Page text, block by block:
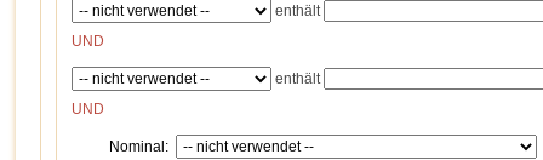
enthält
UND
enthält
UND
Nominal: